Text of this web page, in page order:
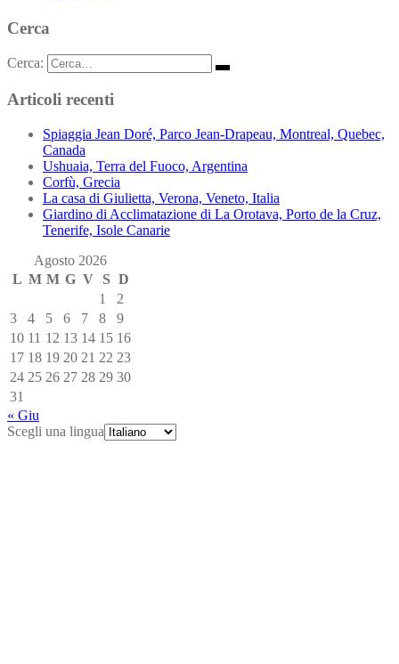
Cerca
Cerca:
Articoli recenti
Spiaggia Jean Doré, Parco Jean-Drapeau, Montreal, Quebec,
Canada
Ushuaia, Terra del Fuoco, Argentina
Corfù, Grecia
La casa di Giulietta, Verona, Veneto, Italia
Giardino di Acclimatazione di La Orotava, Porto de la Cruz,
Tenerife, Isole Canarie
Agosto 2026
L M M G V S D
1
2
3
4 5 6 7 8
9
10 11 12 13 14 15 16
17 18 19 20 21 22 23
24 25 26 27 28 29 30
31
« Giu
Scegli una lingua